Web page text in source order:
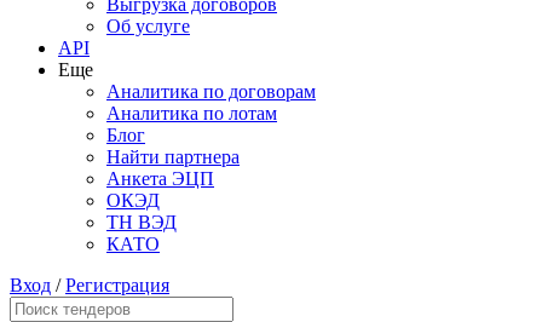
Выгрузка договоров
Об услуге
API
Еще
Аналитика по договорам
Аналитика по лотам
Блог
Найти партнера
Анкета ЭЦП
ОКЭД
ТН ВЭД
КАТО
Вход /Регистрация